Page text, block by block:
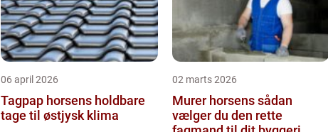
06 april 2026
Tagpap horsens holdbare
tage til østjysk klima
02 marts 2026
Murer horsens sådan
vælger du den rette